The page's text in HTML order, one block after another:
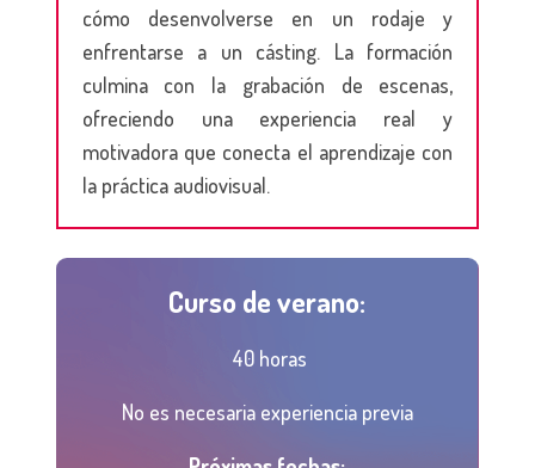
cómo desenvolverse en un rodaje y
enfrentarse a un cásting. La formación
culmina con la grabación de escenas,
ofreciendo una experiencia real y
motivadora que conecta el aprendizaje con
la práctica audiovisual.
Curso de verano:
40 horas
No es necesaria experiencia previa